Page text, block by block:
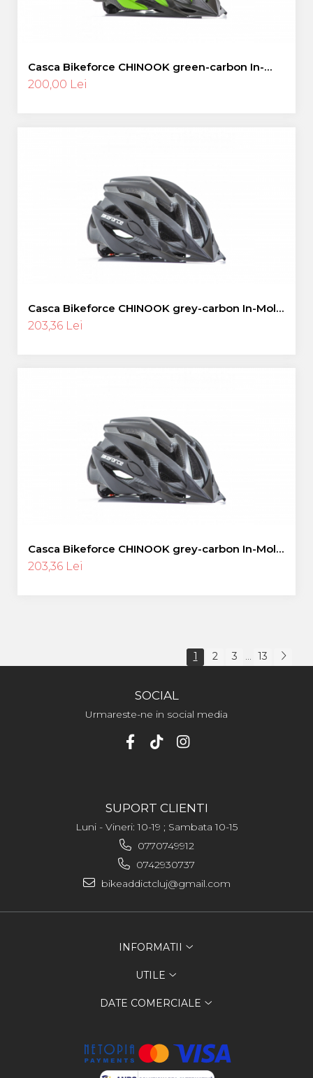
Casca Bikeforce CHINOOK green-carbon In-
Mold M
200,00 Lei
Casca Bikeforce CHINOOK grey-carbon In-Mold
L
203,36 Lei
Casca Bikeforce CHINOOK grey-carbon In-Mold
M
203,36 Lei
1 2 3 13
SOCIAL
Urmareste-ne in social media
SUPORT CLIENTI
Luni - Vineri: 10-19 ; Sambata 10-15
0770749912
0742930737
bikeaddictcluj@gmail.com
INFORMATII
UTILE
DATE COMERCIALE